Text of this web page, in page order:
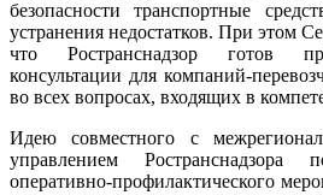
безопасности транспортные
устранения недостатков. При этом
что Ространснадзор готов
консультации для компаний-
во всех вопросах, входящих в
Идею совместного с
управлением
оперативно-профилактического